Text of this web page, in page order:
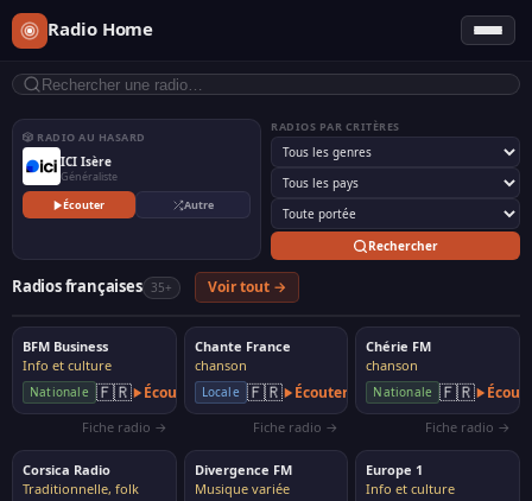
Radio Home
🎲 RADIO AU HASARD
ICI Isère
Généraliste
Écouter
Autre
RADIOS PAR CRITÈRES
Rechercher
Radios françaises 35+ Voir tout →
BFM Business
Info et culture
Nationale 🇫🇷 Écouter
Fiche radio →
Chante France
chanson
Locale 🇫🇷 Écouter
Fiche radio →
Chérie FM
chanson
Nationale 🇫🇷
Fiche radio →
Corsica Radio
Traditionnelle, folk
Divergence FM
Musique variée
Europe 1
Info et culture